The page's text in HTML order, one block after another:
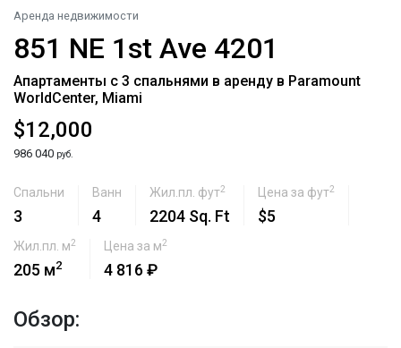
Аренда недвижимости
851 NE 1st Ave 4201
Апартаменты с 3 спальнями в аренду в Paramount
WorldCenter, Miami
$12,000
986 040 руб.
Спальни
3
Ванн
4
Жил.пл. фут2
2204 Sq. Ft
Цена за фут2
$5
Жил.пл. м2
205 м2
Цена за м2
4 816 ₽
Обзор: